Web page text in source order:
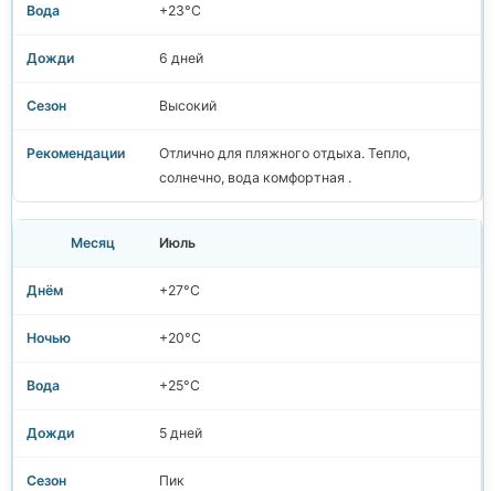
+23°C
6 дней
Высокий
Отлично для пляжного отдыха. Тепло,
солнечно, вода комфортная .
Июль
+27°C
+20°C
+25°C
5 дней
Пик